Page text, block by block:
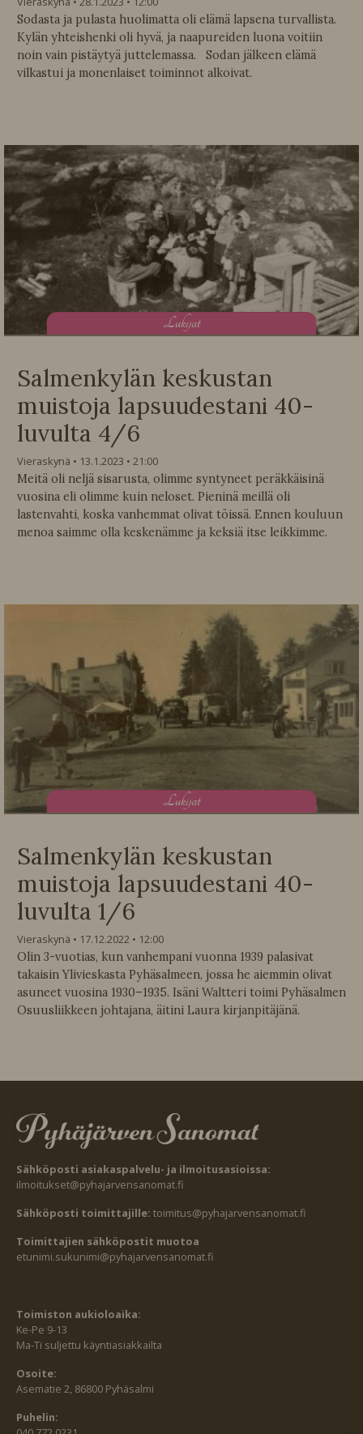
Sodasta ja pulasta huolimatta oli elämä lapsena turvallista.
Kylän yhteishenki oli hyvä, ja naapureiden luona voitiin
noin vain pistäytyä juttelemassa. Sodan jälkeen elämä
vilkastui ja monenlaiset toiminnot alkoivat.
Lukijat
Salmenkylän keskustan
muistoja lapsuudestani 40-
luvulta 4/6
Vieraskynä 13.1.2023
21:00
Meitä oli neljä sisarusta, olimme syntyneet peräkkäisinä
vuosina eli olimme kuin neloset. Pieninä meillä oli
lastenvahti, koska vanhemmat olivat töissä. Ennen kouluun
menoa saimme olla keskenämme ja keksiä itse leikkimme.
Lukijat
Salmenkylän keskustan
muistoja lapsuudestani 40-
luvulta 1/6
Vieraskynä 17.12.2022
12:00
Olin 3-vuotias, kun vanhempani vuonna 1939 palasivat
takaisin Ylivieskasta Pyhäsalmeen, jossa he aiemmin olivat
asuneet vuosina 1930–1935. Isäni Waltteri toimi Pyhäsalmen
Osuusliikkeen johtajana, äitini Laura kirjanpitäjänä.
Sähköposti asiakaspalvelu- ja ilmoitusasioissa:
ilmoitukset@pyhajarvensanomat.fi
Sähköposti toimittajille: toimitus@pyhajarvensanomat.fi
Toimittajien sähköpostit muotoa
etunimi.sukunimi@pyhajarvensanomat.fi
Toimiston aukioloaika:
Ke-Pe 9-13
Ma-Ti suljettu käyntiasiakkailta
Osoite:
Asematie 2, 86800 Pyhäsalmi
Puhelin: